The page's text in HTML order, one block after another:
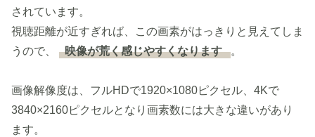
されています。
視聴距離が近すぎれば、この画素がはっきりと見えてしま
うので、
映像が荒く感じやすくなります 。
画像解像度は、フルHDで1920×1080ピクセル、4Kで
3840×2160ピクセルとなり画素数には大きな違いがあり
ます。